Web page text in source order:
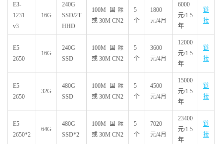
E3-
1231
v3
16G
240G
SSD/2T
HHD
100M 国际
或 30M CN2
5
个
1800
元/4月
6000
元/1.5
年
链
接
E5
2650
16G
240G
SSD
100M 国际
或 30M CN2
5
个
3600
元/4月
12000
元/1.5
年
链
接
E5
2650
32G
480G
SSD
100M 国际
或 30M CN2
5
个
4500
元/4月
15000
元/1.5
年
链
接
E5
2650*2
64G
480G
SSD*2
100M 国际
或 30M CN2
5
个
7020
元/4月
23400
元/1.5
年
链
接